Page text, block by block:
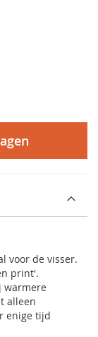
voor de visser.
print'.
warmere
alleen
enige tijd